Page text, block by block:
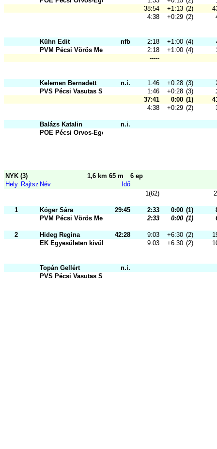
38:54
+1:13 (2)
4:38
+0:29 (2)
Kühn Edit nfb 2:18 +1:00 (4)
PVM Pécsi Vörös Meteor SK
2:18 +1:00 (4)
-----
Kelemen Bernadett n.i. 1:46 +0:28 (3)
PVS Pécsi Vasutas Sportkör
1:46 +0:28 (3)
37:41
0:00 (1)
4:38
+0:29 (2)
Balázs Katalin
n.i.
POE Pécsi Orvos-Egészségügyi Sport
NYK (3) 1,6 km 65 m
6 ep
Hely Rajtsz Név
Idő
1(62)
1 Kóger Sára 29:45 2:33 0:00 (1)
PVM Pécsi Vörös Meteor SK
2:33 0:00 (1)
2 Hideg Regina 42:28 9:03 +6:30 (2)
EK Egyesületen kívüli
9:03 +6:30 (2)
Topán Gellért
n.i.
PVS Pécsi Vasutas Sportkör